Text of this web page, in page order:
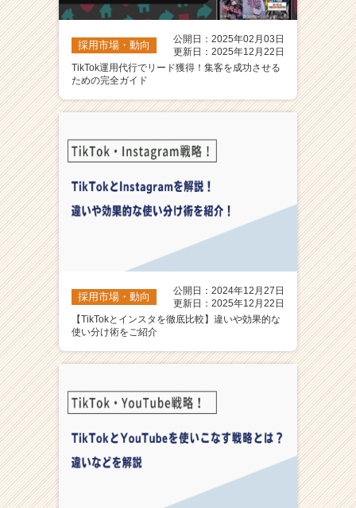
採用市場・動向
公開日：2025年02月03日
更新日：2025年12月22日
TikTok運用代行でリード獲得！集客を成功させる
ための完全ガイド
採用市場・動向
公開日：2024年12月27日
更新日：2025年12月22日
【TikTokとインスタを徹底比較】違いや効果的な
使い分け術をご紹介